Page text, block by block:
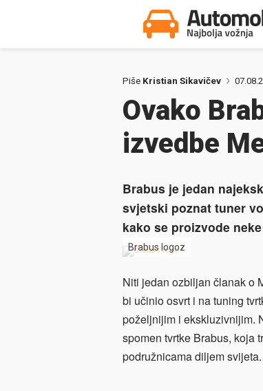
Piše Kristian Sikavičev
Ovako
izvedbe
Brabus je jedan
svjetski poznat tuner
kako se proizvode
Brabus logoz
Niti jedan ozbiljan članak o
bi učinio osvrt i na tuning
poželjnijim i ekskluzivnijim.
spomen tvrtke Brabus, koja
podružnicama diljem svijeta.